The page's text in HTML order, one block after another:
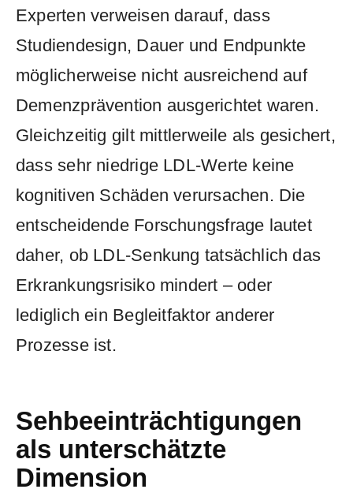
Experten verweisen darauf, dass
Studiendesign, Dauer und Endpunkte
möglicherweise nicht ausreichend auf
Demenzprävention ausgerichtet waren.
Gleichzeitig gilt mittlerweile als gesichert,
dass sehr niedrige LDL-Werte keine
kognitiven Schäden verursachen. Die
entscheidende Forschungsfrage lautet
daher, ob LDL-Senkung tatsächlich das
Erkrankungsrisiko mindert – oder
lediglich ein Begleitfaktor anderer
Prozesse ist.
Sehbeeinträchtigungen
als unterschätzte
Dimension